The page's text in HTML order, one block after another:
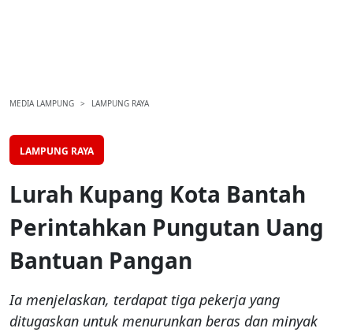
MEDIA LAMPUNG LAMPUNG RAYA
LAMPUNG RAYA
Lurah Kupang Kota Bantah
Perintahkan Pungutan Uang
Bantuan Pangan
Ia menjelaskan, terdapat tiga pekerja yang
ditugaskan untuk menurunkan beras dan minyak